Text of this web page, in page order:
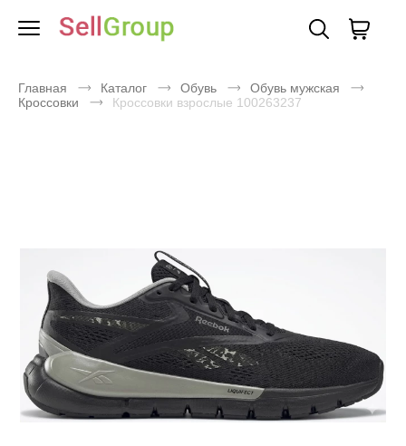
Главная Каталог Обувь
Обувь мужская
Кроссовки
Кроссовки взрослые 100263237